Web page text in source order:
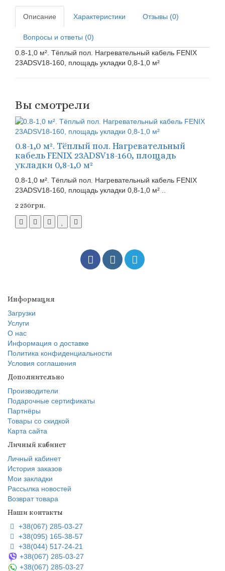
Описание Характеристики Отзывы (0)
Вопросы и ответы (0)
0.8-1,0 м². Тёплый пол. Нагревательный кабель FENIX
23ADSV18-160, площадь укладки 0,8-1,0 м²
Вы смотрели
0.8-1,0 м². Тёплый пол. Нагревательный
кабель FENIX 23ADSV18-160, площадь
укладки 0,8-1,0 м²
0.8-1,0 м². Тёплый пол. Нагревательный кабель FENIX
23ADSV18-160, площадь укладки 0,8-1,0 м² ..
2 250грн.
Информация
Загрузки
Услуги
О нас
Информация о доставке
Политика конфиденциальности
Условия соглашения
Дополнительно
Производители
Подарочные сертификаты
Партнёры
Товары со скидкой
Карта сайта
Личный кабинет
Личный кабинет
История заказов
Мои закладки
Рассылка новостей
Возврат товара
Наши контакты
+38(067) 285-03-27
+38(095) 165-38-57
+38(044) 517-24-21
+38(067) 285-03-27
+38(067) 285-03-27